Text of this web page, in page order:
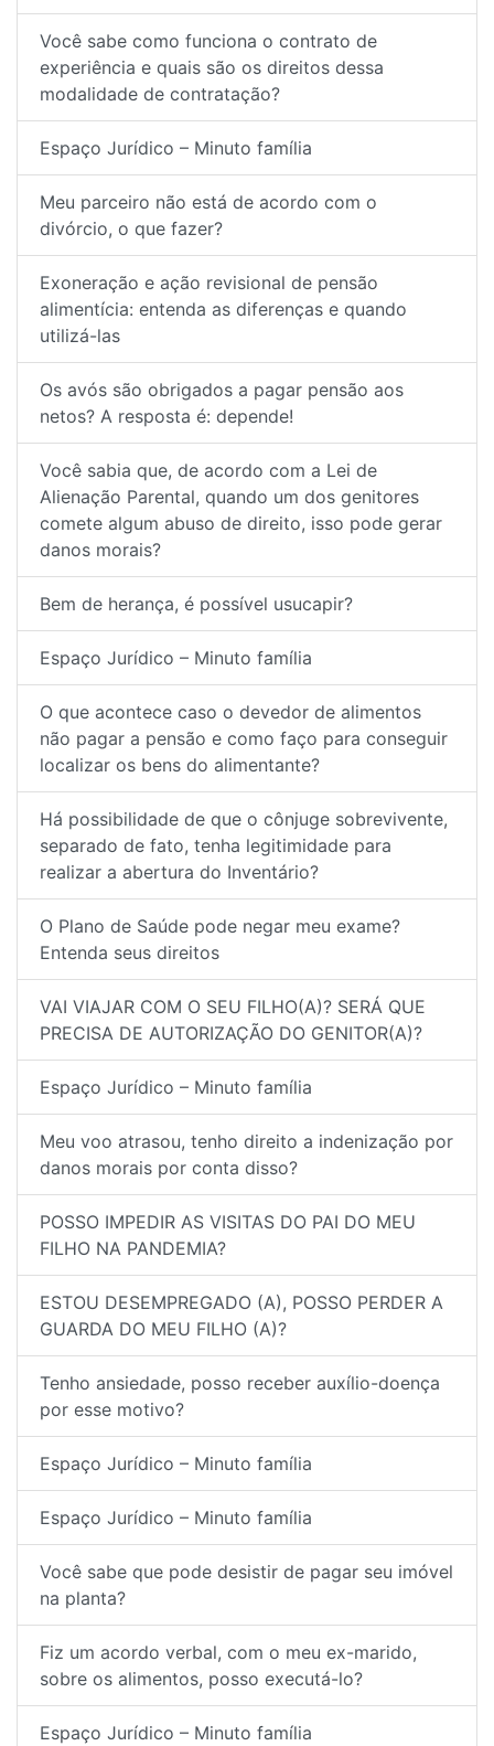
Você sabe como funciona o contrato de
experiência e quais são os direitos dessa
modalidade de contratação?
Espaço Jurídico – Minuto família
Meu parceiro não está de acordo com o
divórcio, o que fazer?
Exoneração e ação revisional de pensão
alimentícia: entenda as diferenças e quando
utilizá-las
Os avós são obrigados a pagar pensão aos
netos? A resposta é: depende!
Você sabia que, de acordo com a Lei de
Alienação Parental, quando um dos genitores
comete algum abuso de direito, isso pode gerar
danos morais?
Bem de herança, é possível usucapir?
Espaço Jurídico – Minuto família
O que acontece caso o devedor de alimentos
não pagar a pensão e como faço para conseguir
localizar os bens do alimentante?
Há possibilidade de que o cônjuge sobrevivente,
separado de fato, tenha legitimidade para
realizar a abertura do Inventário?
O Plano de Saúde pode negar meu exame?
Entenda seus direitos
VAI VIAJAR COM O SEU FILHO(A)? SERÁ QUE
PRECISA DE AUTORIZAÇÃO DO GENITOR(A)?
Espaço Jurídico – Minuto família
Meu voo atrasou, tenho direito a indenização por
danos morais por conta disso?
POSSO IMPEDIR AS VISITAS DO PAI DO MEU
FILHO NA PANDEMIA?
ESTOU DESEMPREGADO (A), POSSO PERDER A
GUARDA DO MEU FILHO (A)?
Tenho ansiedade, posso receber auxílio-doença
por esse motivo?
Espaço Jurídico – Minuto família
Espaço Jurídico – Minuto família
Você sabe que pode desistir de pagar seu imóvel
na planta?
Fiz um acordo verbal, com o meu ex-marido,
sobre os alimentos, posso executá-lo?
Espaço Jurídico – Minuto família